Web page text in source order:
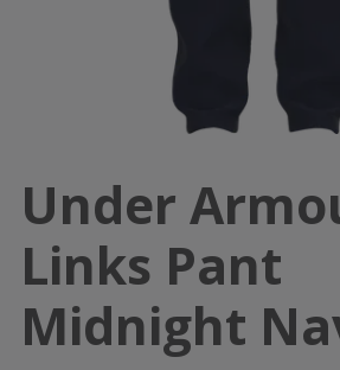
Under
Links Pant
Midnight